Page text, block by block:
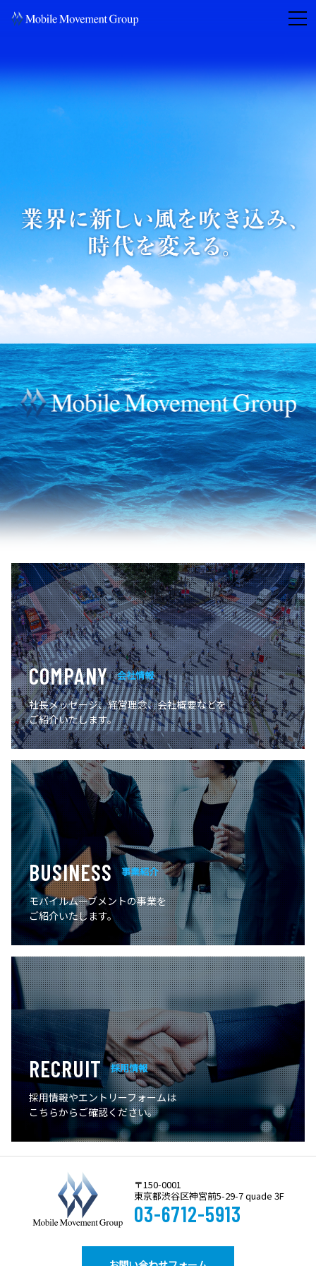
COMPANY 会社情報
社長メッセージ、経営理念、会社概要などを
ご紹介いたします。
BUSINESS 事業紹介
モバイルムーブメントの事業を
ご紹介いたします。
RECRUIT 採用情報
採用情報やエントリーフォームは
こちらからご確認ください。
〒150-0001
東京都渋谷区神宮前5-29-7 quade 3F
03-6712-5913